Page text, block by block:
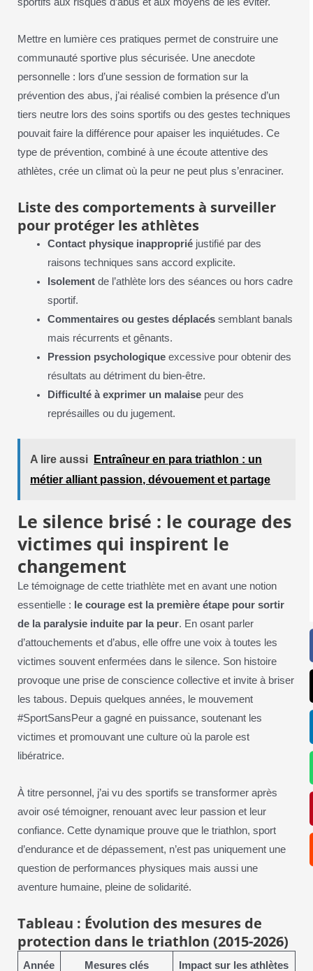
sportifs aux risques d’abus et aux moyens de les éviter.
Mettre en lumière ces pratiques permet de construire une
communauté sportive plus sécurisée. Une anecdote
personnelle : lors d’une session de formation sur la
prévention des abus, j’ai réalisé combien la présence d’un
tiers neutre lors des soins sportifs ou des gestes techniques
pouvait faire la différence pour apaiser les inquiétudes. Ce
type de prévention, combiné à une écoute attentive des
athlètes, crée un climat où la peur ne peut plus s’enraciner.
Liste des comportements à surveiller
pour protéger les athlètes
Contact physique inapproprié justifié par des
raisons techniques sans accord explicite.
Isolement de l’athlète lors des séances ou hors cadre
sportif.
Commentaires ou gestes déplacés semblant banals
mais récurrents et gênants.
Pression psychologique excessive pour obtenir des
résultats au détriment du bien-être.
Difficulté à exprimer un malaise peur des
représailles ou du jugement.
A lire aussi
Entraîneur en para triathlon : un
métier alliant passion, dévouement et partage
Le silence brisé : le courage des
victimes qui inspirent le
changement
Le témoignage de cette triathlète met en avant une notion
essentielle : le courage est la première étape pour sortir
de la paralysie induite par la peur. En osant parler
d’attouchements et d’abus, elle offre une voix à toutes les
victimes souvent enfermées dans le silence. Son histoire
provoque une prise de conscience collective et invite à briser
les tabous. Depuis quelques années, le mouvement
#SportSansPeur a gagné en puissance, soutenant les
victimes et promouvant une culture où la parole est
libératrice.
À titre personnel, j’ai vu des sportifs se transformer après
avoir osé témoigner, renouant avec leur passion et leur
confiance. Cette dynamique prouve que le triathlon, sport
d’endurance et de dépassement, n’est pas uniquement une
question de performances physiques mais aussi une
aventure humaine, pleine de solidarité.
Tableau : Évolution des mesures de
protection dans le triathlon (2015-2026)
Année Mesures clés Impact sur les athlètes